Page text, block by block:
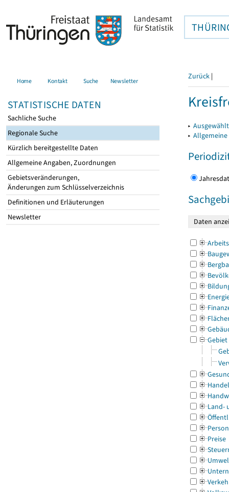
Home Kontakt Suche Newsletter
STATISTISCHE DATEN
Sachliche Suche
Regionale Suche
Kürzlich bereitgestellte Daten
Allgemeine Angaben, Zuordnungen
Gebietsveränderungen,
Änderungen zum Schlüsselverzeichnis
Definitionen und Erläuterungen
Newsletter
Zurück |
▸
▸
Gebiet
Land-
Preise